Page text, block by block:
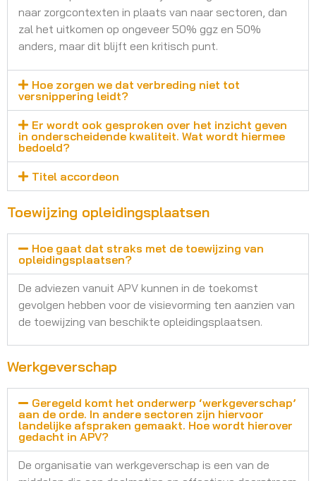
naar zorgcontexten in plaats van naar sectoren, dan
zal het uitkomen op ongeveer 50% ggz en 50%
anders, maar dit blijft een kritisch punt.
Hoe zorgen we dat verbreding niet tot
versnippering leidt?
Er wordt ook gesproken over het inzicht geven
in onderscheidende kwaliteit. Wat wordt hiermee
bedoeld?
Titel accordeon
Toewijzing opleidingsplaatsen
Hoe gaat dat straks met de toewijzing van
opleidingsplaatsen?
De adviezen vanuit APV kunnen in de toekomst
gevolgen hebben voor de visievorming ten aanzien van
de toewijzing van beschikte opleidingsplaatsen.
Werkgeverschap
Geregeld komt het onderwerp ‘werkgeverschap’
aan de orde. In andere sectoren zijn hiervoor
landelijke afspraken gemaakt. Hoe wordt hierover
gedacht in APV?
De organisatie van werkgeverschap is een van de